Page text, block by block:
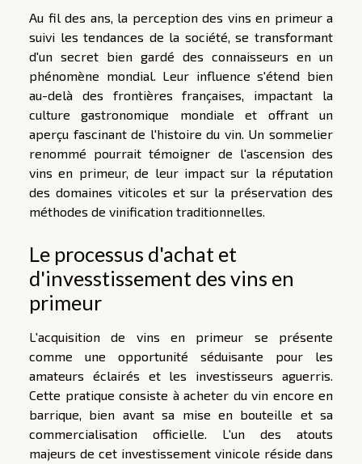
Au fil des ans, la perception des vins en primeur a
suivi les tendances de la société, se transformant
d'un secret bien gardé des connaisseurs en un
phénomène mondial. Leur influence s'étend bien
au-delà des frontières françaises, impactant la
culture gastronomique mondiale et offrant un
aperçu fascinant de l'histoire du vin. Un sommelier
renommé pourrait témoigner de l'ascension des
vins en primeur, de leur impact sur la réputation
des domaines viticoles et sur la préservation des
méthodes de vinification traditionnelles.
Le processus d'achat et
d'invesstissement des vins en
primeur
L'acquisition de vins en primeur se présente
comme une opportunité séduisante pour les
amateurs éclairés et les investisseurs aguerris.
Cette pratique consiste à acheter du vin encore en
barrique, bien avant sa mise en bouteille et sa
commercialisation officielle. L'un des atouts
majeurs de cet investissement vinicole réside dans